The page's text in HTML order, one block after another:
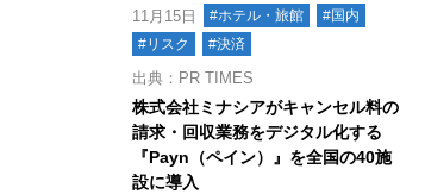
11月15日 #ホテル・旅館
#国内
#リスク
#決済
出典：PR TIMES
株式会社ミナシアがキャンセル料の
請求・回収業務をデジタル化する
『Payn（ペイン）』を全国の40施
設に導入